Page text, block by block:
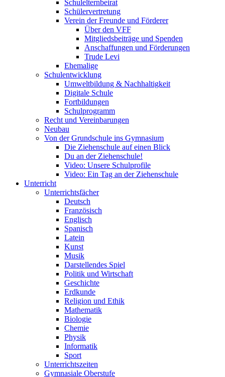
Schulelternbeirat
Schülervertretung
Verein der Freunde und Förderer
Über den VFF
Mitgliedsbeiträge und Spenden
Anschaffungen und Förderungen
Trude Levi
Ehemalige
Schulentwicklung
Umweltbildung & Nachhaltigkeit
Digitale Schule
Fortbildungen
Schulprogramm
Recht und Vereinbarungen
Neubau
Von der Grundschule ins Gymnasium
Die Ziehenschule auf einen Blick
Du an der Ziehenschule!
Video: Unsere Schulprofile
Video: Ein Tag an der Ziehenschule
Unterricht
Unterrichtsfächer
Deutsch
Französisch
Englisch
Spanisch
Latein
Kunst
Musik
Darstellendes Spiel
Politik und Wirtschaft
Geschichte
Erdkunde
Religion und Ethik
Mathematik
Biologie
Chemie
Physik
Informatik
Sport
Unterrichtszeiten
Gymnasiale Oberstufe